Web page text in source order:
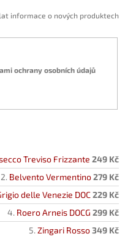
informace o nových produktech
ochrany osobních údajů
Treviso Frizzante 249 Kč
Belvento Vermentino279 Kč
delle Venezie DOC229 Kč
Roero Arneis DOCG 299 Kč
Zingari Rosso349 Kč